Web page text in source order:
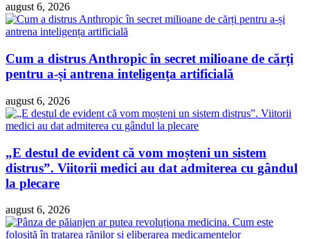
august 6, 2026
Cum a distrus Anthropic în secret milioane de cărți
pentru a-și antrena inteligența artificială
august 6, 2026
„E destul de evident că vom moșteni un sistem
distrus”. Viitorii medici au dat admiterea cu gândul
la plecare
august 6, 2026